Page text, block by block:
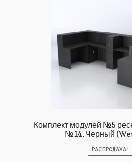
Комплект модулей №5
№14, Черный
РАСПРОДАЖА!